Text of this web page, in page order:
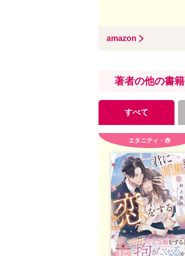
amazon
著者の他の書籍
すべて
エタニティ・赤